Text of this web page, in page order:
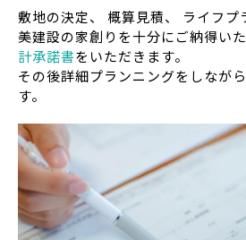
敷地の決定、 概算見積、 ライフプ
美建設の家創りを十分にご納得い
計承諾書をいただきます。
その後詳細プランニングをしなが
す。